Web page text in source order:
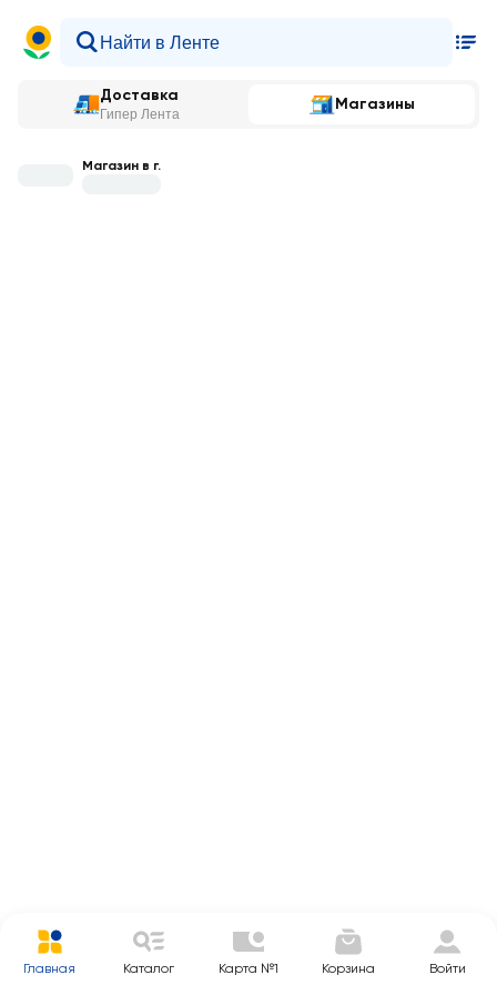
Доставка
Гипер Лента
Магазины
Магазин в г.
Главная Каталог Карта №1 Корзина Войти